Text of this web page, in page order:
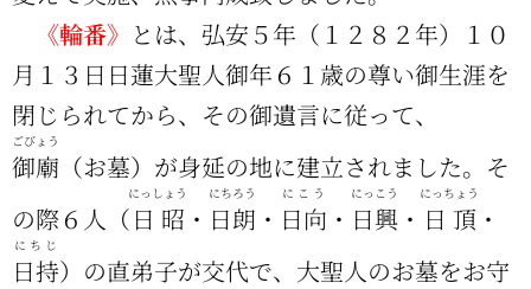
《輪番》 とは、弘安５年（１２８２年）１０
月１３日日蓮大聖人御年６１歳の尊い御生涯を
閉じられてから、その御遺言に従って、
御廟
ごびょう
（お墓）が身延の地に建立されました。そ
の際６人（ 日昭
にっしょう
・ 日朗
にちろう
・ 日向
にこう
・ 日興
にっこう
・ 日頂
にっちょう
・
日持
にちじ
）の直弟子が交代で、大聖人のお墓をお守